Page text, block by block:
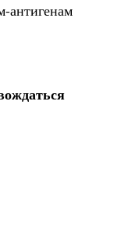
антигенам